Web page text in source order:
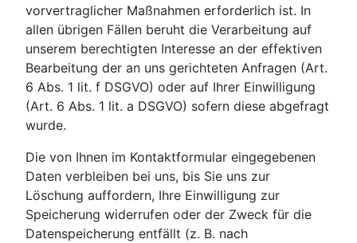
vorvertraglicher Maßnahmen erforderlich ist. In
allen übrigen Fällen beruht die Verarbeitung auf
unserem berechtigten Interesse an der effektiven
Bearbeitung der an uns gerichteten Anfragen (Art.
6 Abs. 1 lit. f DSGVO) oder auf Ihrer Einwilligung
(Art. 6 Abs. 1 lit. a DSGVO) sofern diese abgefragt
wurde.
Die von Ihnen im Kontaktformular eingegebenen
Daten verbleiben bei uns, bis Sie uns zur
Löschung auffordern, Ihre Einwilligung zur
Speicherung widerrufen oder der Zweck für die
Datenspeicherung entfällt (z. B. nach